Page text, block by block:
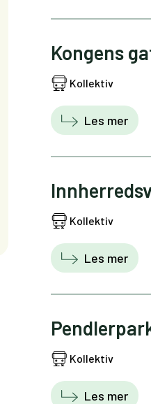
Kongens
Kollektiv
Les mer
Kollektiv
Les mer
Kollektiv
Les mer